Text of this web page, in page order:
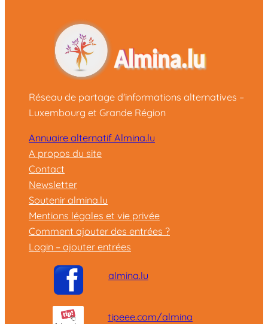
Réseau de partage d'informations alternatives –
Luxembourg et Grande Région
Annuaire alternatif Almina.lu
A propos du site
Contact
Newsletter
Soutenir almina.lu
Mentions légales et vie privée
Comment ajouter des entrées ?
Login – ajouter entrées
almina.lu
tipeee.com/almina